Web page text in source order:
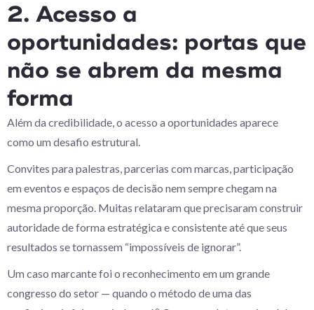
2. Acesso a
oportunidades: portas que
não se abrem da mesma
forma
Além da credibilidade, o acesso a oportunidades aparece
como um desafio estrutural.
Convites para palestras, parcerias com marcas, participação
em eventos e espaços de decisão nem sempre chegam na
mesma proporção. Muitas relataram que precisaram construir
autoridade de forma estratégica e consistente até que seus
resultados se tornassem “impossíveis de ignorar”.
Um caso marcante foi o reconhecimento em um grande
congresso do setor — quando o método de uma das